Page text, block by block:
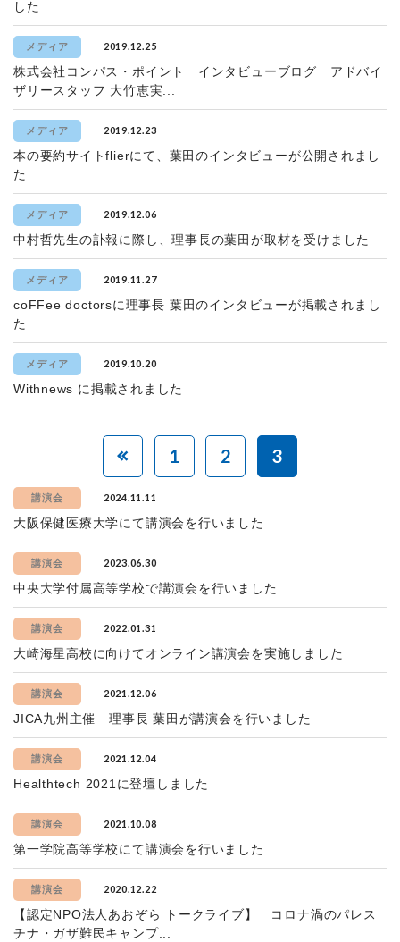
した
メディア 2019.12.25
株式会社コンパス・ポイント インタビューブログ アドバイ
ザリースタッフ 大竹恵実...
メディア 2019.12.23
本の要約サイトflierにて、葉田のインタビューが公開されまし
た
メディア 2019.12.06
中村哲先生の訃報に際し、理事長の葉田が取材を受けました
メディア 2019.11.27
coFFee doctorsに理事長 葉田のインタビューが掲載されまし
た
メディア 2019.10.20
Withnews に掲載されました
1 2 3
講演会 2024.11.11
大阪保健医療大学にて講演会を行いました
講演会 2023.06.30
中央大学付属高等学校で講演会を行いました
講演会 2022.01.31
大崎海星高校に向けてオンライン講演会を実施しました
講演会 2021.12.06
JICA九州主催 理事長 葉田が講演会を行いました
講演会 2021.12.04
Healthtech 2021に登壇しました
講演会 2021.10.08
第一学院高等学校にて講演会を行いました
講演会 2020.12.22
【認定NPO法人あおぞら トークライブ】 コロナ渦のパレス
チナ・ガザ難民キャンプ...